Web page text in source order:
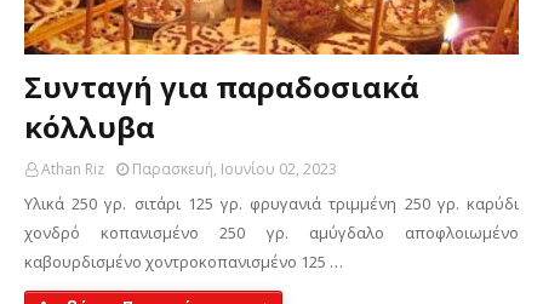
Συνταγή για παραδοσιακά
κόλλυβα
Athan Riz Παρασκευή, Ιουνίου 02, 2023
Υλικά 250 γρ. σιτάρι 125 γρ. φρυγανιά τριμμένη 250 γρ. καρύδι
χονδρό κοπανισμένο 250 γρ. αμύγδαλο αποφλοιωμένο
καβουρδισμένο χοντροκοπανισμένο 125 …